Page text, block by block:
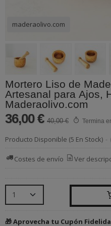
maderaolivo.com
Mortero Liso de
Artesanal para Ajos,
Maderaolivo.com
36,00 € 40,00 € Termina
Producto Disponible (5 En Stock) -
Costes de envío Ver
🎁 Aprovecha tu Cupón